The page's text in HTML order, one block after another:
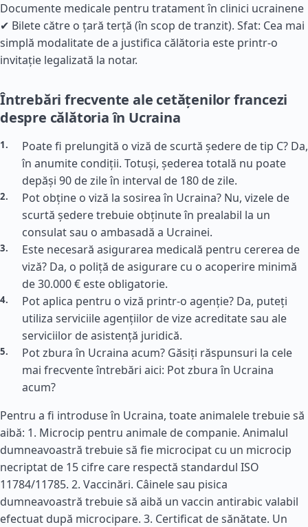
Documente medicale pentru tratament în clinici ucrainene
✔ Bilete către o țară terță (în scop de tranzit). Sfat: Cea mai
simplă modalitate de a justifica călătoria este printr-o
invitație legalizată la notar.
Întrebări frecvente ale cetățenilor francezi
despre călătoria în Ucraina
Poate fi prelungită o viză de scurtă ședere de tip C? Da,
în anumite condiții. Totuși, șederea totală nu poate
depăși 90 de zile în interval de 180 de zile.
Pot obține o viză la sosirea în Ucraina? Nu, vizele de
scurtă ședere trebuie obținute în prealabil la un
consulat sau o ambasadă a Ucrainei.
Este necesară asigurarea medicală pentru cererea de
viză? Da, o poliță de asigurare cu o acoperire minimă
de 30.000 € este obligatorie.
Pot aplica pentru o viză printr-o agenție? Da, puteți
utiliza serviciile agențiilor de vize acreditate sau ale
serviciilor de asistență juridică.
Pot zbura în Ucraina acum? Găsiți răspunsuri la cele
mai frecvente întrebări aici: Pot zbura în Ucraina
acum?
Pentru a fi introduse în Ucraina, toate animalele trebuie să
aibă: 1. Microcip pentru animale de companie. Animalul
dumneavoastră trebuie să fie microcipat cu un microcip
necriptat de 15 cifre care respectă standardul ISO
11784/11785. 2. Vaccinări. Câinele sau pisica
dumneavoastră trebuie să aibă un vaccin antirabic valabil
efectuat după microcipare. 3. Certificat de sănătate. Un